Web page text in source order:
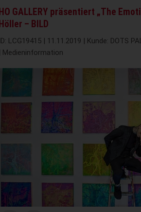
HO GALLERY präsentiert „The
Höller – BILD
ID: LCG19415 | 11.11.2019 | Kunde: DOTS
| Medieninformation